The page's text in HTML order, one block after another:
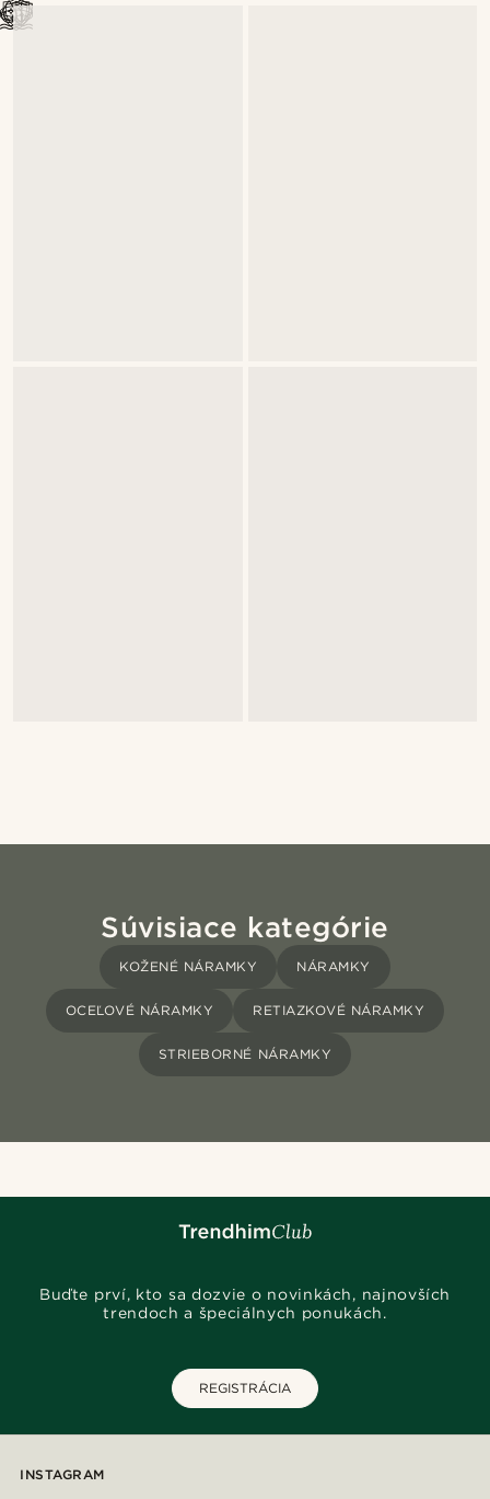
Súvisiace kategórie
KOŽENÉ NÁRAMKY NÁRAMKY
OCEĽOVÉ NÁRAMKY RETIAZKOVÉ NÁRAMKY
STRIEBORNÉ NÁRAMKY
Buďte prví, kto sa dozvie o novinkách, najnovších
trendoch a špeciálnych ponukách.
REGISTRÁCIA
INSTAGRAM